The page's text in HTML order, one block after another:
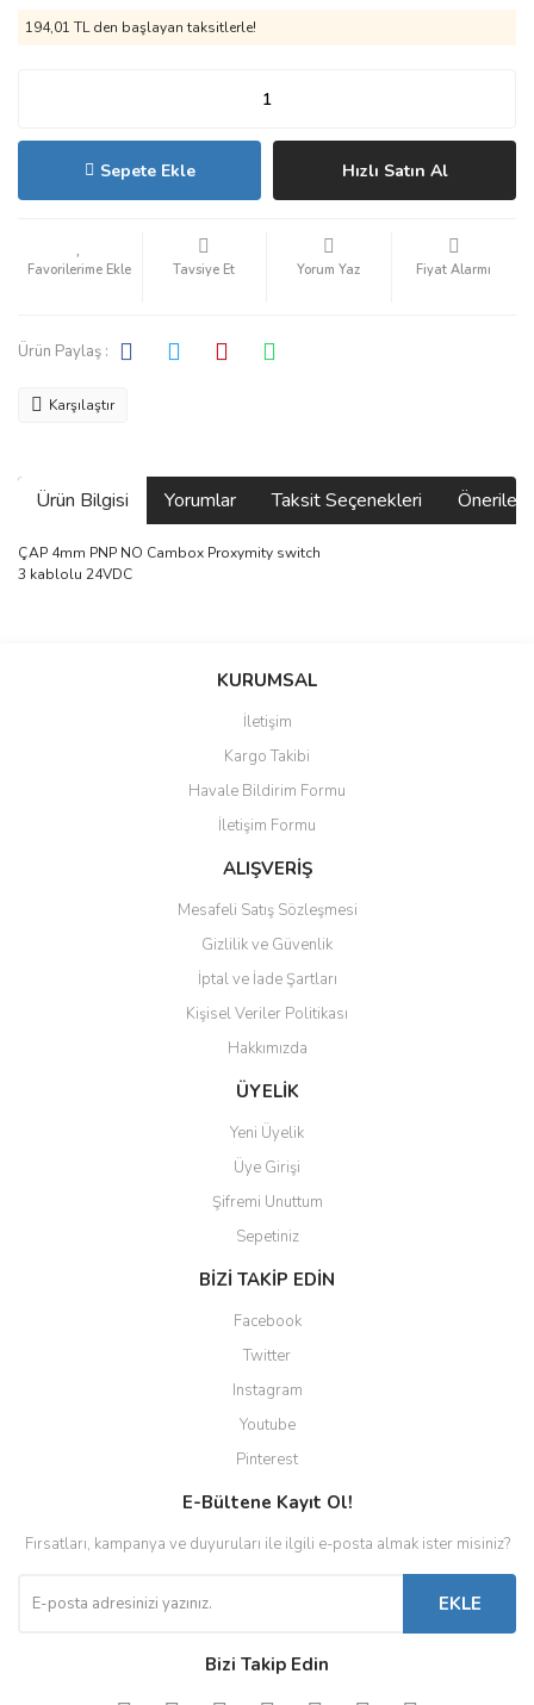
194,01 TL den başlayan taksitlerle!
Sepete Ekle Hızlı Satın Al
Tavsiye Et Yorum Yaz Fiyat Alarmı
Ürün Paylaş :
Karşılaştır
Ürün Bilgisi Yorumlar Taksit Seçenekleri
ÇAP 4mm PNP NO Cambox Proxymity switch
3 kablolu 24VDC
Bu ürüne ilk yorumu siz yapın!
Ürün resmi kalitesiz, bozuk veya görüntülenemiyor.
Ürün açıklamasında eksik bilgiler bulunuyor.
Ürün bilgilerinde hatalar bulunuyor.
Ürün fiyatı diğer sitelerden daha pahalı.
Gönder
Ürün hakkında henüz soru sorulmamış.
Soru Sor
KURUMSAL
İletişim
Kargo Takibi
Havale Bildirim Formu
İletişim Formu
ALIŞVERİŞ
Mesafeli Satış Sözleşmesi
Gizlilik ve Güvenlik
İptal ve İade Şartları
Kişisel Veriler Politikası
Hakkımızda
ÜYELİK
Yeni Üyelik
Üye Girişi
Şifremi Unuttum
Sepetiniz
BİZİ TAKİP EDİN
Facebook
Twitter
Instagram
Youtube
Pinterest
E-Bültene Kayıt Ol!
Fırsatları, kampanya ve duyuruları ile ilgili e-posta almak ister misiniz?
EKLE
Bizi Takip Edin